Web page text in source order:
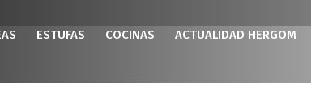
ESTUFAS COCINAS ACTUALIDAD HERGOM